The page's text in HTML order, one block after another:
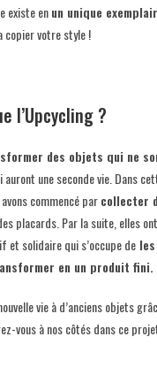
existe enun unique
copier votre style !
l’Upcycling ?
des objets qui ne
auront une seconde vie. Dans
commencé parcollecter
placards. Par la suite, elles
et solidaire qui s’occupe de
en un produit fini.
vie à d’anciens objets
vous à nos côtés dans ce